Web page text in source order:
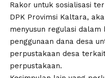
Rakor untuk sosialisasi
DPK Provimsi Kaltara,
menyusun regulasi
penggunaan dana desa
perpustakaan desa
perpustakaan.